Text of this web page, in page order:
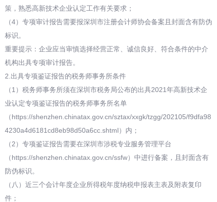
策，熟悉高新技术企业认定工作有关要求；
（4）专项审计报告需要报深圳市注册会计师协会备案且封面含有防伪
标识。
重要提示：企业应当审慎选择经营正常、诚信良好、符合条件的中介
机构出具专项审计报告。
2.出具专项鉴证报告的税务师事务所条件
（1）税务师事务所须在深圳市税务局公布的出具2021年高新技术企
业认定专项鉴证报告的税务师事务所名单
（https://shenzhen.chinatax.gov.cn/sztax/xxgk/tzgg/202105/f9dfa98
4230a4d6181cd8eb98d50a6cc.shtml）内；
（2）专项鉴证报告需要在深圳市涉税专业服务管理平台
（https://shenzhen.chinatax.gov.cn/ssfw）中进行备案，且封面含有
防伪标识。
（八）近三个会计年度企业所得税年度纳税申报表主表及附表复印
件；